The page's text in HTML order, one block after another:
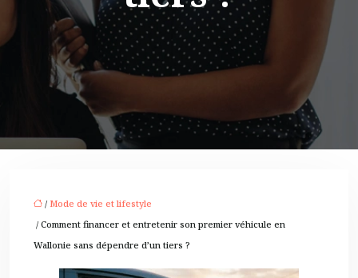
/ Mode de vie et lifestyle
/ Comment financer et entretenir son premier véhicule en
Wallonie sans dépendre d’un tiers ?